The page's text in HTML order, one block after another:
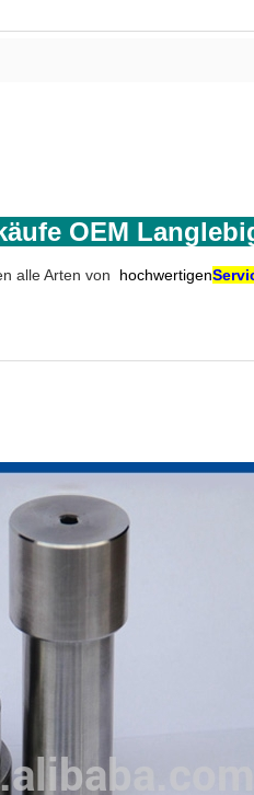
OEM
alle Arten von hochwertigen